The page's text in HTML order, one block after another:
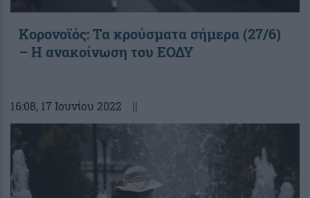
Κορονοϊός: Τα κρούσματα σήμερα (27/6)
– Η ανακοίνωση του ΕΟΔΥ
16:08, 17 Ιουνίου 2022 ||